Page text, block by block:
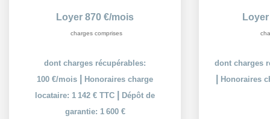
Loyer 870 €/mois
charges comprises
dont charges récupérables:
100 €/mois
Honoraires charge
locataire: 1 142 € TTC
Dépôt de
garantie: 1 600 €
dont charges
Honoraires